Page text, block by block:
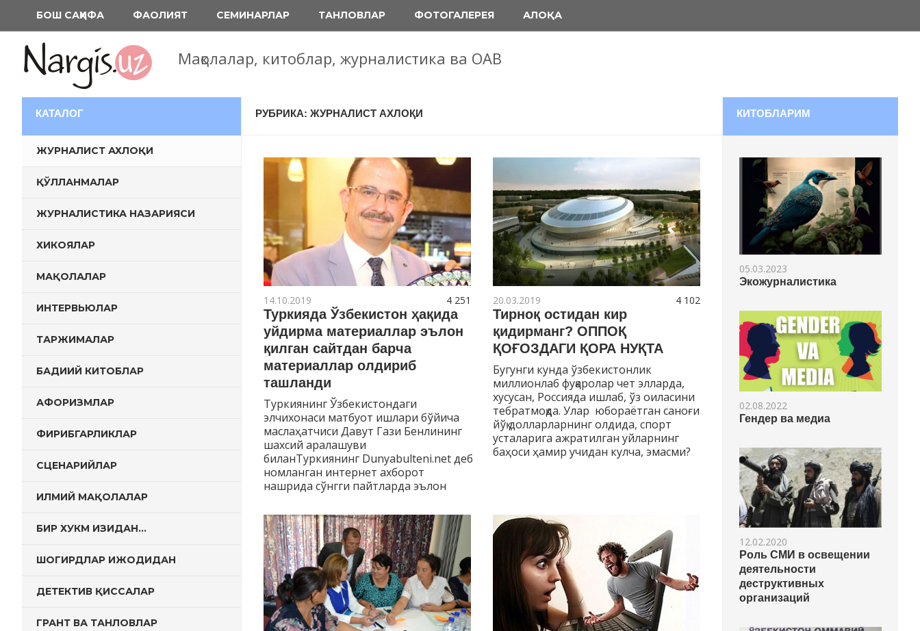
содержимому
БОШ САҲИФА ФАОЛИЯТ СЕМИНАРЛАР ТАНЛОВЛАР ФОТОГАЛЕРЕЯ АЛОҚА
Мақолалар, китоблар, журналистика ва ОАВ
РУБРИКА: ЖУРНАЛИСТ АХЛОҚИ
4 251
14.10.2019
Туркияда Ўзбекистон ҳақида
уйдирма материаллар эълон
қилган сайтдан барча
материаллар олдириб
ташланди
Туркиянинг Ўзбекистондаги
элчихонаси матбуот ишлари бўйича
маслаҳатчиси Давут Гази Бенлининг
шахсий аралашуви
биланТуркиянинг Dunyabulteni.net деб
номланган интернет ахборот
нашрида сўнгги пайтларда эълон
4 102
20.03.2019
Тирноқ остидан кир
қидирманг? ОППОҚ
ҚОҒОЗДАГИ ҚОРА НУҚТА
Бугунги кунда ўзбекистонлик
миллионлаб фуқаролар чет элларда,
хусусан, Россияда ишлаб, ўз оиласини
тебратмоқда. Улар юбораётган саноғи
йўқ долларларнинг олдида, спорт
усталарига ажратилган уйларнинг
баҳоси ҳамир учидан кулча, эмасми?
КАТАЛОГ
ЖУРНАЛИСТ АХЛОҚИ
ҚЎЛЛАНМАЛАР
ЖУРНАЛИСТИКА НАЗАРИЯСИ
ХИКОЯЛАР
МАҚОЛАЛАР
ИНТЕРВЬЮЛАР
ТАРЖИМАЛАР
БАДИИЙ КИТОБЛАР
АФОРИЗМЛАР
ФИРИБГАРЛИКЛАР
СЦЕНАРИЙЛАР
ИЛМИЙ МАҚОЛАЛАР
БИР ХУКМ ИЗИДАН…
ШОГИРДЛАР ИЖОДИДАН
ДЕТЕКТИВ ҚИССАЛАР
ГРАНТ ВА ТАНЛОВЛАР
КИТОБЛАРИМ
05.03.2023
Экожурналистика
02.08.2022
Гендер ва медиа
12.02.2020
Роль СМИ в освещении
деятельности
деструктивных
организаций